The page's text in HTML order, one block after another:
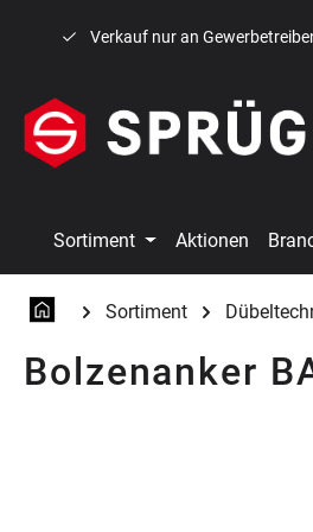
Verkauf nur an
Sortiment Aktionen
Sortiment
Bolzenanker